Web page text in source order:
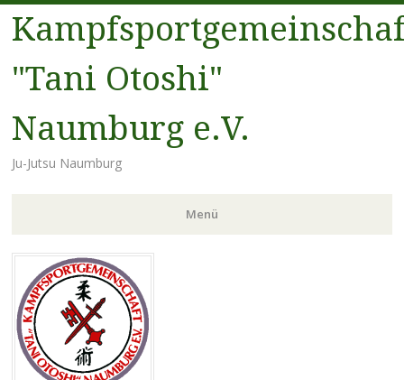
"Tani Otoshi"
Naumburg e.V.
Ju-Jutsu Naumburg
Menü
Zum
Inhalt
springen